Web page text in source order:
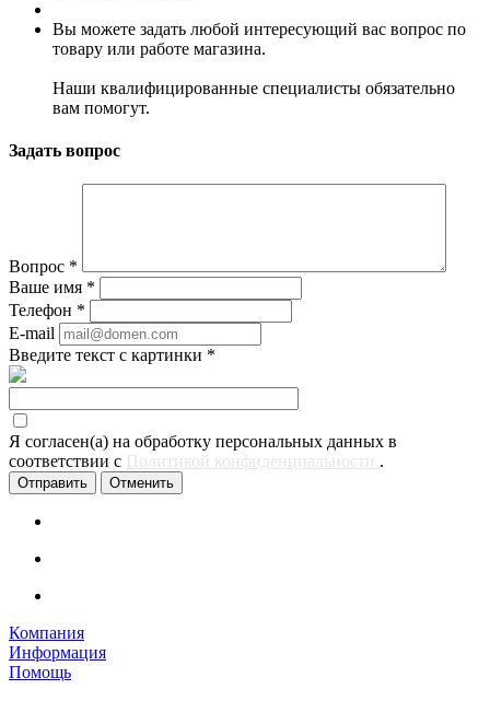
Вы можете задать любой интересующий вас вопрос по
товару или работе магазина.
Наши квалифицированные специалисты обязательно
вам помогут.
Задать вопрос
Вопрос *
Ваше имя *
Телефон *
E-mail
Введите текст с картинки *
Я согласен(а) на обработку персональных данных в
соответствии с Политикой конфиденциальности .
Отменить
Компания
Информация
Помощь